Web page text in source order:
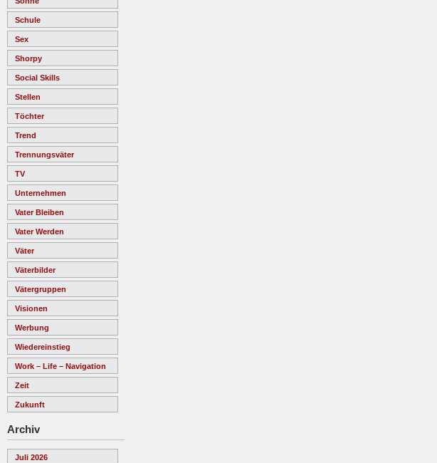
Schule
Sex
Shorpy
Social Skills
Stellen
Töchter
Trend
Trennungsväter
TV
Unternehmen
Vater Bleiben
Vater Werden
Väter
Väterbilder
Vätergruppen
Visionen
Werbung
Wiedereinstieg
Work – Life – Navigation
Zeit
Zukunft
Archiv
Juli 2026